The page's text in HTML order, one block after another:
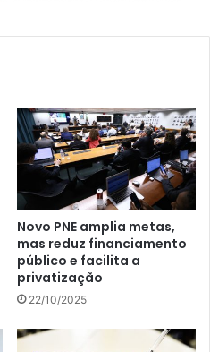
Novo PNE amplia metas,
mas reduz financiamento
público e facilita a
privatização
22/10/2025